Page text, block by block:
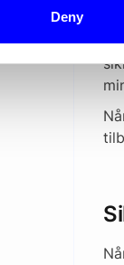
Deny